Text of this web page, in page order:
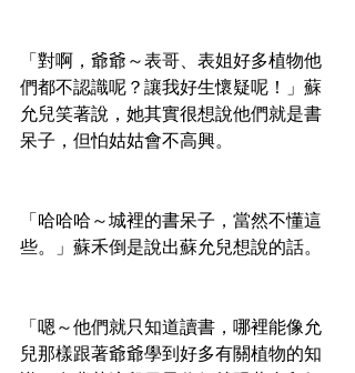
「對啊，爺爺～表哥、表姐好多植物他
們都不認識呢？讓我好生懷疑呢！」蘇
允兒笑著說，她其實很想說他們就是書
呆子，但怕姑姑會不高興。
「哈哈哈～城裡的書呆子，當然不懂這
些。」蘇禾倒是說出蘇允兒想說的話。
「嗯～他們就只知道讀書，哪裡能像允
兒那樣跟著爺爺學到好多有關植物的知